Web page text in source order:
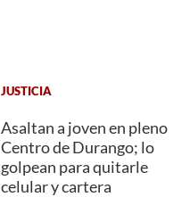
JUSTICIA
Asaltan a joven en pleno
Centro de Durango; lo
golpean para quitarle
celular y cartera